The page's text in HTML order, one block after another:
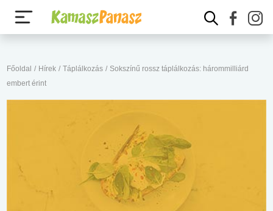
Főoldal / Hírek / Táplálkozás / Sokszínű rossz táplálkozás: hárommilliárd
embert érint